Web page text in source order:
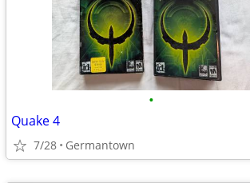
•
Quake 4
7/28 Germantown